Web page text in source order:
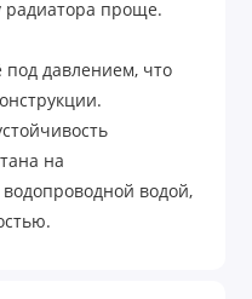
радиатора проще.
под давлением, что
на
водой,